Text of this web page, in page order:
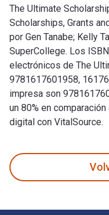
The Ultimate
Scholarships, Grants
por Gen Tanabe; Kelly
SuperCollege. Los
electrónicos de The
9781617601958,
impresa son
un 80% en
digital con VitalSource.